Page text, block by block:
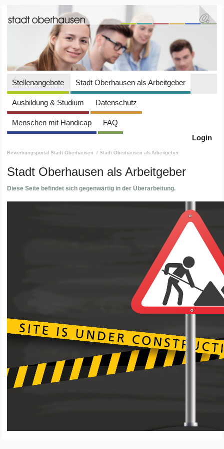
Stellenangebote Stadt Oberhausen als Arbeitgeber
Ausbildung & Studium Datenschutz
Menschen mit Handicap
FAQ
Login
Bewerbungsportal Stadt Oberhausen / Stadt Oberhausen als Arbeitgeber
Stadt Oberhausen als Arbeitgeber
Diese Seite befindet sich gegenwärtig in der Überarbeitung.